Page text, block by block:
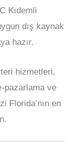
Kıdemli
dış kaynak
hazır.
hizmetleri,
pazarlama ve
Florida’nın en